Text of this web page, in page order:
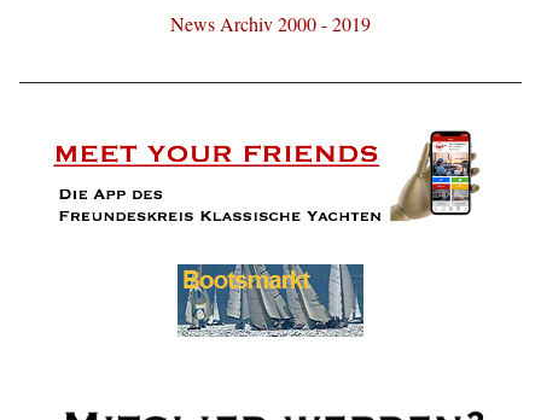
News Archiv 2000 - 2019